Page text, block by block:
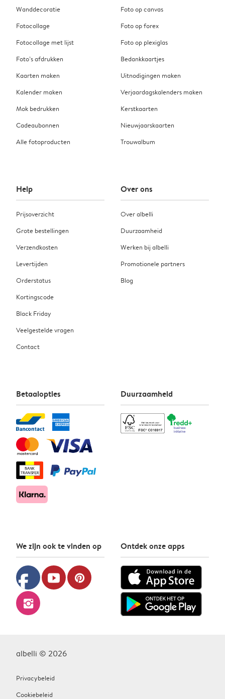
Wanddecoratie
Fotocollage
Fotocollage met lijst
Foto’s afdrukken
Kaarten maken
Kalender maken
Mok bedrukken
Cadeaubonnen
Alle fotoproducten
Foto op canvas
Foto op forex
Foto op plexiglas
Bedankkaartjes
Uitnodigingen maken
Verjaardagskalenders maken
Kerstkaarten
Nieuwjaarskaarten
Trouwalbum
Help
Prijsoverzicht
Grote bestellingen
Verzendkosten
Levertijden
Orderstatus
Kortingscode
Black Friday
Veelgestelde vragen
Contact
Over ons
Over albelli
Duurzaamheid
Werken bij albelli
Promotionele partners
Blog
Betaalopties Duurzaamheid
We zijn ook te vinden op
facebook youtube pinterest
instagram
Ontdek onze apps
albelli © 2026
Privacybeleid
Cookiebeleid